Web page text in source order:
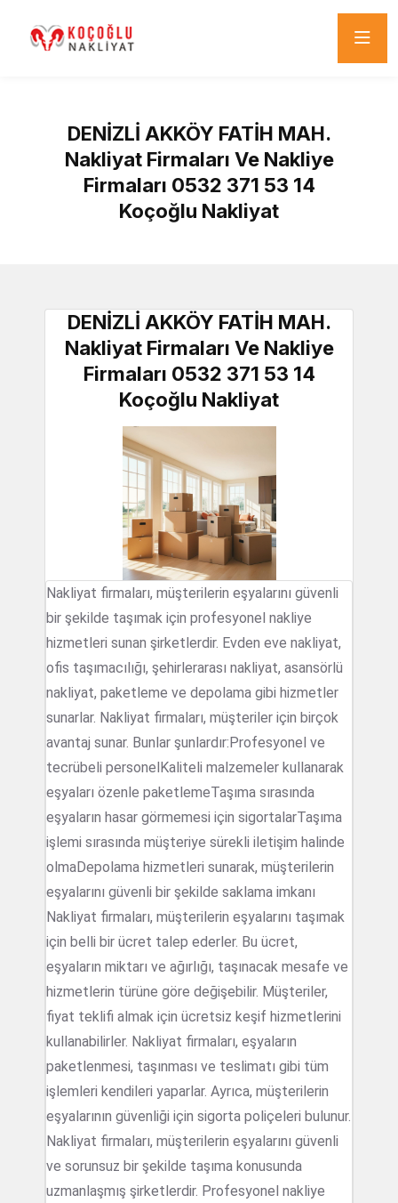
DENİZLİ AKKÖY FATİH MAH.
Nakliyat Firmaları Ve Nakliye
Firmaları 0532 371 53 14
Koçoğlu Nakliyat
DENİZLİ AKKÖY FATİH MAH.
Nakliyat Firmaları Ve Nakliye
Firmaları 0532 371 53 14
Koçoğlu Nakliyat
Nakliyat firmaları, müşterilerin eşyalarını güvenli
bir şekilde taşımak için profesyonel nakliye
hizmetleri sunan şirketlerdir. Evden eve nakliyat,
ofis taşımacılığı, şehirlerarası nakliyat, asansörlü
nakliyat, paketleme ve depolama gibi hizmetler
sunarlar. Nakliyat firmaları, müşteriler için birçok
avantaj sunar. Bunlar şunlardır:Profesyonel ve
tecrübeli personelKaliteli malzemeler kullanarak
eşyaları özenle paketlemeTaşıma sırasında
eşyaların hasar görmemesi için sigortalarTaşıma
işlemi sırasında müşteriye sürekli iletişim halinde
olmaDepolama hizmetleri sunarak, müşterilerin
eşyalarını güvenli bir şekilde saklama imkanı
Nakliyat firmaları, müşterilerin eşyalarını taşımak
için belli bir ücret talep ederler. Bu ücret,
eşyaların miktarı ve ağırlığı, taşınacak mesafe ve
hizmetlerin türüne göre değişebilir. Müşteriler,
fiyat teklifi almak için ücretsiz keşif hizmetlerini
kullanabilirler. Nakliyat firmaları, eşyaların
paketlenmesi, taşınması ve teslimatı gibi tüm
işlemleri kendileri yaparlar. Ayrıca, müşterilerin
eşyalarının güvenliği için sigorta poliçeleri bulunur.
Nakliyat firmaları, müşterilerin eşyalarını güvenli
ve sorunsuz bir şekilde taşıma konusunda
uzmanlaşmış şirketlerdir. Profesyonel nakliye